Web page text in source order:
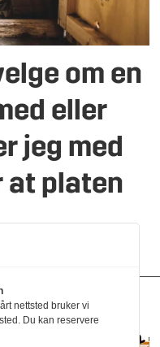
om en
eller
jeg med
at platen
nettsted bruker vi
Du kan reservere